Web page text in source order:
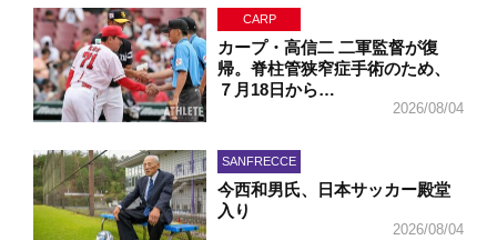
CARP
カープ・高信二 二軍監督が復
帰。脊柱管狭窄症手術のため、
７月18日から…
2026/08/04
SANFRECCE
今西和男氏、日本サッカー殿堂
入り
2026/08/04